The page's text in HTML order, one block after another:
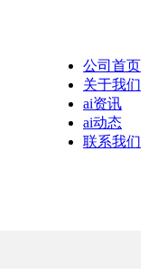
公司首页
关于我们
ai资讯
ai动态
联系我们